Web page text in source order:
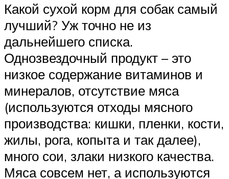
Какой сухой корм для собак самый
лучший? Уж точно не из
дальнейшего списка.
Однозвездочный продукт – это
низкое содержание витаминов и
минералов, отсутствие мяса
(используются отходы мясного
производства: кишки, пленки, кости,
жилы, рога, копыта и так далее),
много сои, злаки низкого качества.
Мяса совсем нет, а используются